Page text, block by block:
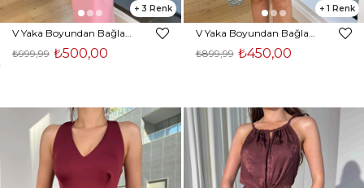
3
₺500,00
₺999,99
1
₺450,00
₺899,99